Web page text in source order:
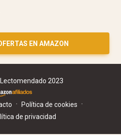
EN AMAZON
2023
· Política de cookies ·
de privacidad